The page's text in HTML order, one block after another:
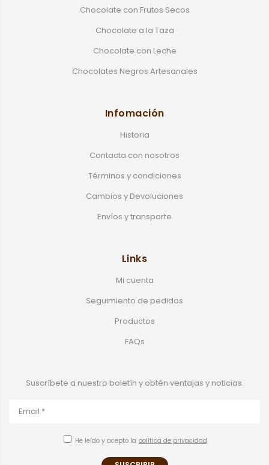
Chocolate con Frutos Secos
Chocolate a la Taza
Chocolate con Leche
Chocolates Negros Artesanales
Infomación
Historia
Contacta con nosotros
Términos y condiciones
Cambios y Devoluciones
Envíos y transporte
Links
Mi cuenta
Seguimiento de pedidos
Productos
FAQs
Suscríbete a nuestro boletín y obtén ventajas y noticias.
He leído y acepto la política de privacidad.